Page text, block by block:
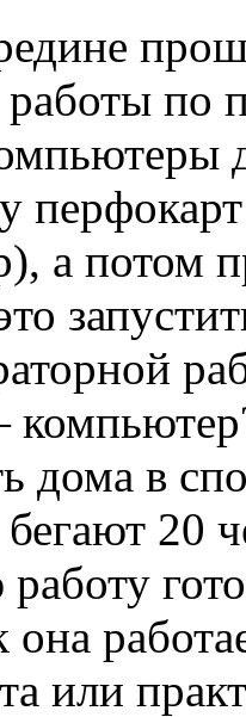
работы по
а потом
дома в
20
она
или